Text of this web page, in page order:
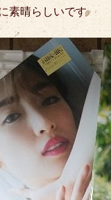
素晴らしいです